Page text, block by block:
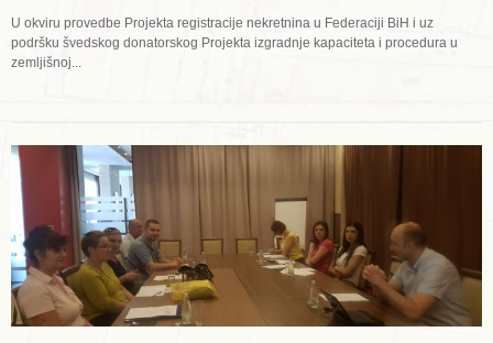
U okviru provedbe Projekta registracije nekretnina u Federaciji BiH i uz
podršku švedskog donatorskog Projekta izgradnje kapaciteta i procedura u
zemljišnoj...